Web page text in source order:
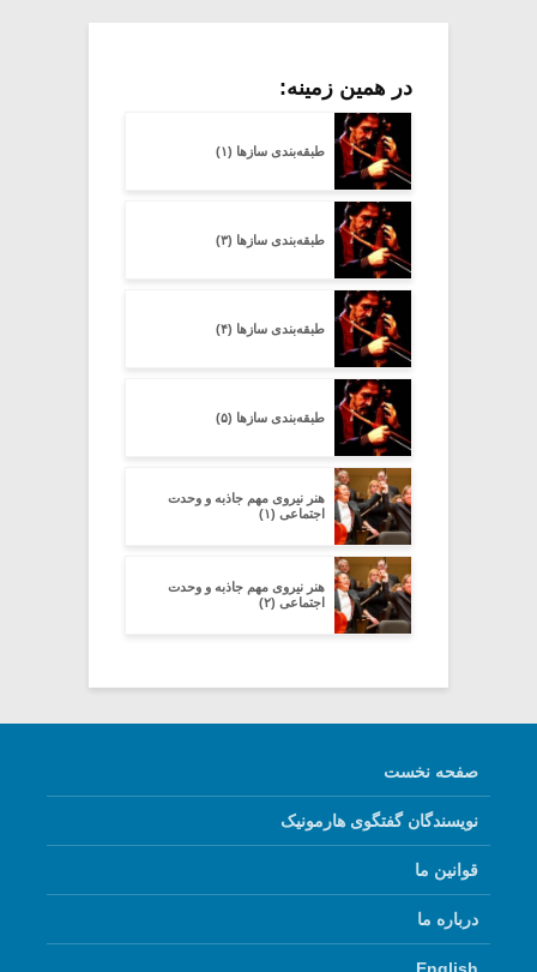
در همین زمینه:
طبقه‌بندی سازها (۱)
طبقه‌بندی سازها (۳)
طبقه‌بندی سازها (۴)
طبقه‌بندی سازها (۵)
هنر نیروی مهم جاذبه و وحدت
اجتماعی (۱)
هنر نیروی مهم جاذبه و وحدت
اجتماعی (۲)
صفحه نخست
نویسندگان گفتگوی هارمونیک
قوانین ما
درباره ما